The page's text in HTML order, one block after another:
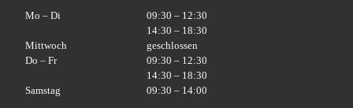
Mo – Di
09:30 – 12:30
14:30 – 18:30
Mittwoch
geschlossen
Do – Fr
09:30 – 12:30
14:30 – 18:30
Samstag
09:30 – 14:00